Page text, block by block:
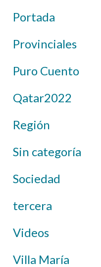
Portada
Provinciales
Puro Cuento
Qatar2022
Región
Sin categoría
Sociedad
tercera
Videos
Villa María